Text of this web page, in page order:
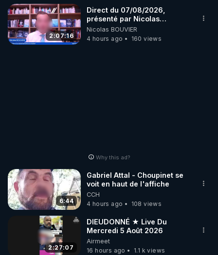
2:07:16
Direct du 07/08/2026,
présenté par Nicolas
BOUVIER
Nicolas BOUVIER
4 hours ago
160 views
Why this ad?
6:44
Gabriel Attal - Choupinet se
voit en haut de l'affiche
CCH
4 hours ago
108 views
2:27:07
DIEUDONNÉ ★ Live Du
Mercredi 5 Août 2026
Airmeet
16 hours ago
1.1 k views